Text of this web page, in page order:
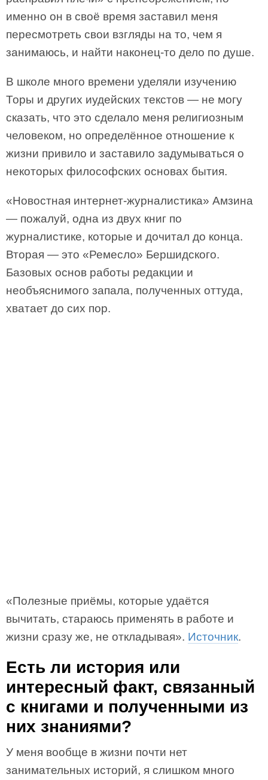
именно он в своё время заставил меня
пересмотреть свои взгляды на то, чем я
занимаюсь, и найти наконец-то дело по душе.
В школе много времени уделяли изучению
Торы и других иудейских текстов — не могу
сказать, что это сделало меня религиозным
человеком, но определённое отношение к
жизни привило и заставило задумываться о
некоторых философских основах бытия.
«Новостная интернет-журналистика» Амзина
— пожалуй, одна из двух книг по
журналистике, которые и дочитал до конца.
Вторая — это «Ремесло» Бершидского.
Базовых основ работы редакции и
необъяснимого запала, полученных оттуда,
хватает до сих пор.
«Полезные приёмы, которые удаётся
вычитать, стараюсь применять в работе и
жизни сразу же, не откладывая». Источник.
Есть ли история или
интересный факт, связанный
с книгами и полученными из
них знаниями?
У меня вообще в жизни почти нет
занимательных историй, я слишком много